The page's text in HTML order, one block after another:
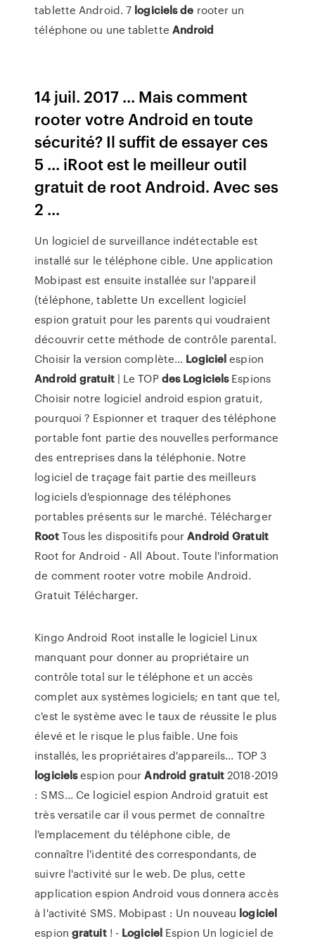
tablette Android. 7 logicielsde rooter un
téléphone ou une tablette Android
14 juil. 2017 ... Mais comment
rooter votre Android en toute
sécurité? Il suffit de essayer ces
5 ... iRoot est le meilleur outil
gratuit de root Android. Avec ses
2 ...
Un logiciel de surveillance indétectable est
installé sur le téléphone cible. Une application
Mobipast est ensuite installée sur l'appareil
(téléphone, tablette Un excellent logiciel
espion gratuit pour les parents qui voudraient
découvrir cette méthode de contrôle parental.
Choisir la version complète... Logicielespion
Android gratuit| Le TOPdes LogicielsEspions
Choisir notre logiciel android espion gratuit,
pourquoi ? Espionner et traquer des téléphone
portable font partie des nouvelles performance
des entreprises dans la téléphonie. Notre
logiciel de traçage fait partie des meilleurs
logiciels d'espionnage des téléphones
portables présents sur le marché. Télécharger
RootTous les dispositifs pourAndroid Gratuit
Root for Android - All About. Toute l'information
de comment rooter votre mobile Android.
Gratuit Télécharger.
Kingo Android Root installe le logiciel Linux
manquant pour donner au propriétaire un
contrôle total sur le téléphone et un accès
complet aux systèmes logiciels; en tant que tel,
c'est le système avec le taux de réussite le plus
élevé et le risque le plus faible. Une fois
installés, les propriétaires d'appareils... TOP 3
logicielsespion pourAndroid gratuit2018-2019
: SMS... Ce logiciel espion Android gratuit est
très versatile car il vous permet de connaître
l'emplacement du téléphone cible, de
connaître l'identité des correspondants, de
suivre l'activité sur le web. De plus, cette
application espion Android vous donnera accès
à l'activité SMS. Mobipast : Un nouveau logiciel
espion gratuit! - LogicielEspion Un logiciel de